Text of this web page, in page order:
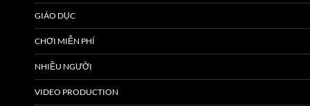
GIÁO DỤC
CHƠI MIỄN PHÍ
NHIỀU NGƯỜI
VIDEO PRODUCTION